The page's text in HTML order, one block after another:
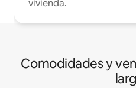
vivienda.
Comodidades y